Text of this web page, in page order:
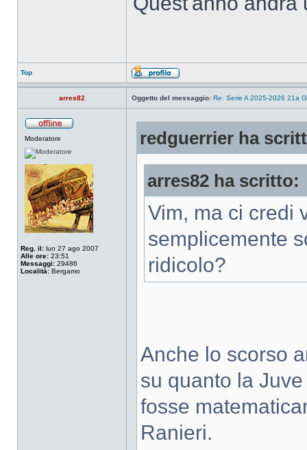
Top
arres82 Oggetto del messaggio: Re: Serie A 2025-2026 21a
Moderatore
Reg. il: lun 27 ago 2007
Alle ore: 23:51
Messaggi: 29486
Località: Bergamo
redguerrier ha
arres82 ha scritto:
Vim, ma ci credi
semplicemente
ridicolo?
Anche lo scorso
su quanto la
fosse
Ranieri.